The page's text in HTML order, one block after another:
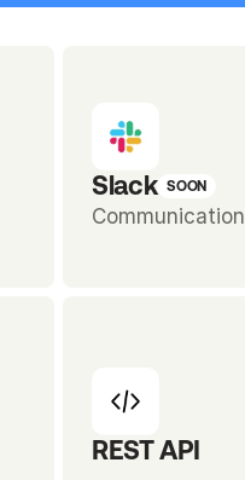
Slack SOON
Communication
REST API